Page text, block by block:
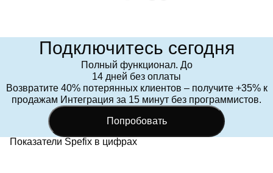
Подключитесь сегодня
Полный функционал. До
14 дней без оплаты
Возвратите 40% потерянных клиентов – получите +35% к
продажам Интеграция за 15 минут без программистов.
Попробовать
Показатели Spefix в цифрах